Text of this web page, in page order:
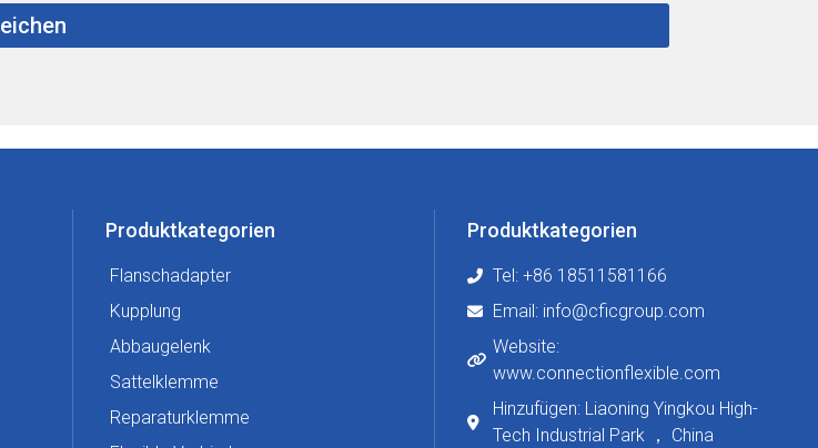
Produktkategorien
Flanschadapter
Kupplung
Abbaugelenk
Sattelklemme
Reparaturklemme
Produktkategorien
Tel: +86 18511581166
Email: info@cficgroup.com
Website:
www.connectionflexible.com
Hinzufügen: Liaoning Yingkou High-
Tech Industrial Park ， China